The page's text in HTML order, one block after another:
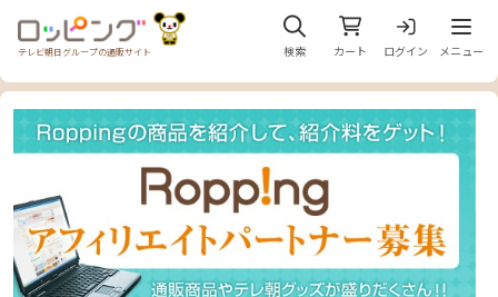
テレビ朝日グループの通販サイト 検索 カート ログイン
メニ
メニュー